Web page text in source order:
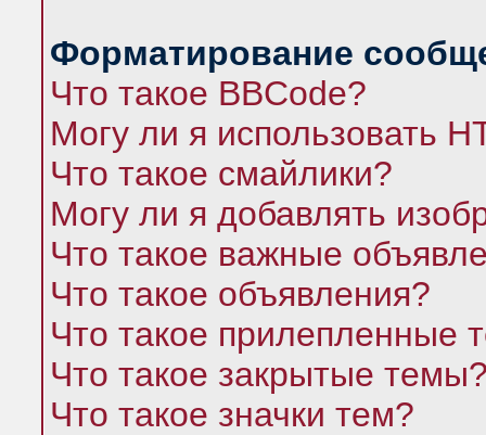
Форматирование
Что такое BBCode?
Могу ли я использовать
Что такое смайлики?
Могу ли я добавлять
Что такое важные
Что такое объявления?
Что такое прилепленные
Что такое закрытые
Что такое значки тем?